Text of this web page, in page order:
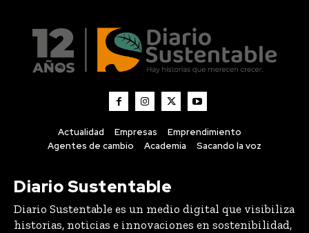
Actualidad Empresas
Emprendimiento
Agentes de cambio
Academia Sacando la voz
Diario Sustentable
Diario Sustentable es un medio digital que visibiliza
historias, noticias e innovaciones en sostenibilidad,